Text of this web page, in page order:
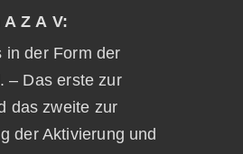
Z A V:
in der Form der
– Das erste zur
das zweite zur
der Aktivierung und